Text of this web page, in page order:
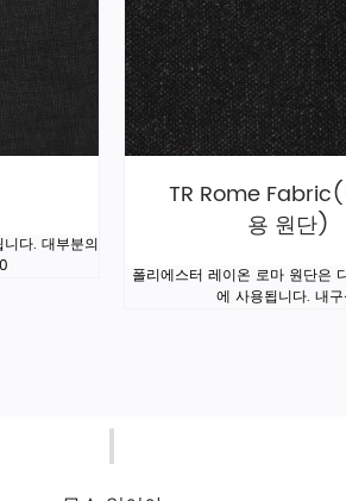
다. 대부분의
TR Rome
용 원단)
폴리에스터 레이온 로마 원단은
에 사용됩니다. 내구